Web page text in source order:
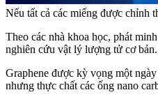
Nếu tất cả các miếng được chỉnh
Theo các nhà khoa học, phát
nghiên cứu vật lý lượng tử cơ bản.
Graphene được kỳ vọng một
nhưng thực chất các ống nano